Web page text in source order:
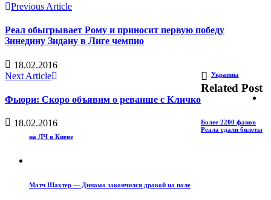
Previous Article
Реал обыгрывает Рому и приносит первую победу
Зинедину Зидану в Лиге чемпио
18.02.2016
Next Article
Фьюри: Скоро объявим о реванше с Кличко
18.02.2016
Related Post
Украины
Более 2200 фанов
Реала сдали билеты
на ЛЧ в Киеве
Матч Шахтер — Динамо закончился дракой на поле